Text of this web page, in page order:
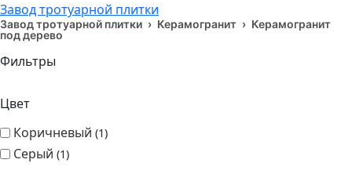
Завод тротуарной плитки
Завод тротуарной плитки › Керамогранит › Керамогранит
под дерево
Фильтры
Цвет
Коричневый 1
Серый 1